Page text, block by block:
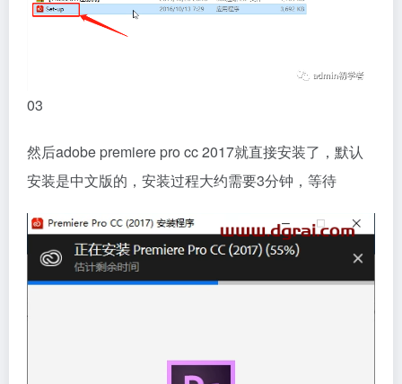
03
然后adobe premiere pro cc 2017就直接安装了，默认
安装是中文版的，安装过程大约需要3分钟，等待